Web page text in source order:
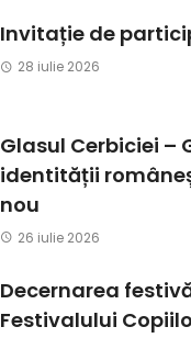
Invitație de
28 iulie 2026
Glasul Cerbiciei –
identității
nou
26 iulie 2026
Decernarea
Festivalului